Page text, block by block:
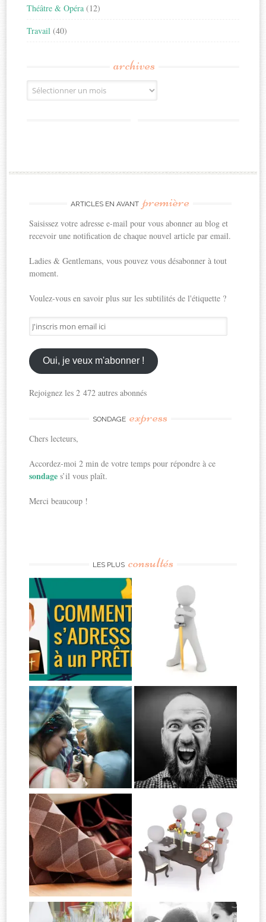
Théâtre & Opéra (12)
Travail (40)
archives
Archives
ARTICLES EN AVANT première
Saisissez votre adresse e-mail pour vous abonner au blog et
recevoir une notification de chaque nouvel article par email.
Ladies & Gentlemans, vous pouvez vous désabonner à tout
moment.
Voulez-vous en savoir plus sur les subtilités de l'étiquette ?
J'inscris
mon
email
ici
Oui, je veux m'abonner !
Rejoignez les 2 472 autres abonnés
SONDAGE express
Chers lecteurs,
Accordez-moi 2 min de votre temps pour répondre à ce
sondages’il vous plaît.
Merci beaucoup !
LES PLUS consultés